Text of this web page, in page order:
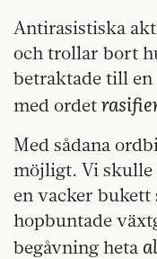
Antirasistiska
och trollar bort
betraktade till en
med ordet
Med sådana
möjligt. Vi
en vacker
hopbuntade
begåvning heta